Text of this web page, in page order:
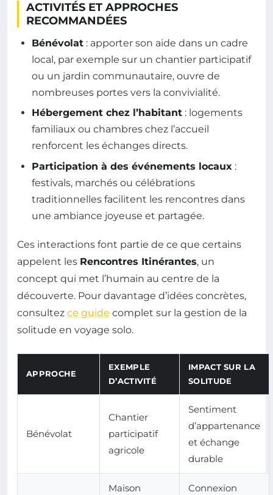
ACTIVITÉS ET APPROCHES
RECOMMANDÉES
Bénévolat : apporter son aide dans un cadre
local, par exemple sur un chantier participatif
ou un jardin communautaire, ouvre de
nombreuses portes vers la convivialité.
Hébergement chez l’habitant : logements
familiaux ou chambres chez l’accueil
renforcent les échanges directs.
Participation à des événements locaux :
festivals, marchés ou célébrations
traditionnelles facilitent les rencontres dans
une ambiance joyeuse et partagée.
Ces interactions font partie de ce que certains
appelent les Rencontres Itinérantes, un
concept qui met l’humain au centre de la
découverte. Pour davantage d’idées concrètes,
consultez ce guide complet sur la gestion de la
solitude en voyage solo.
APPROCHE
EXEMPLE
D’ACTIVITÉ
IMPACT SUR LA
SOLITUDE
Bénévolat
Chantier
participatif
agricole
Sentiment
d’appartenance
et échange
durable
Maison Connexion